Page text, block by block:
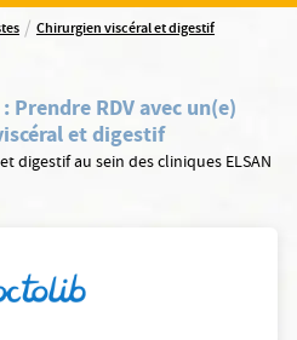
/ Chirurgien viscéral et digestif
: Prendre RDV avec un(e)
et digestif
digestif au sein des cliniques ELSAN